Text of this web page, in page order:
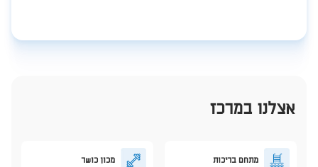
אצלנו במרכז
מתחם בריכות מכון כושר